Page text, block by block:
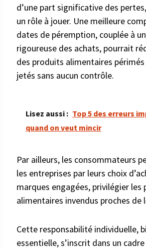
d’une part significative des
un rôle à jouer. Une meilleure
dates de péremption, couplée à
rigoureuse des achats, pourrait
des produits alimentaires
jetés sans aucun contrôle.
Lisez aussi : Top 5 des erreurs
quand on veut mincir
Par ailleurs, les consommateurs
les entreprises par leurs choix
marques engagées, privilégier les
alimentaires invendus proches de
Cette responsabilité individuelle,
essentielle, s’inscrit dans un